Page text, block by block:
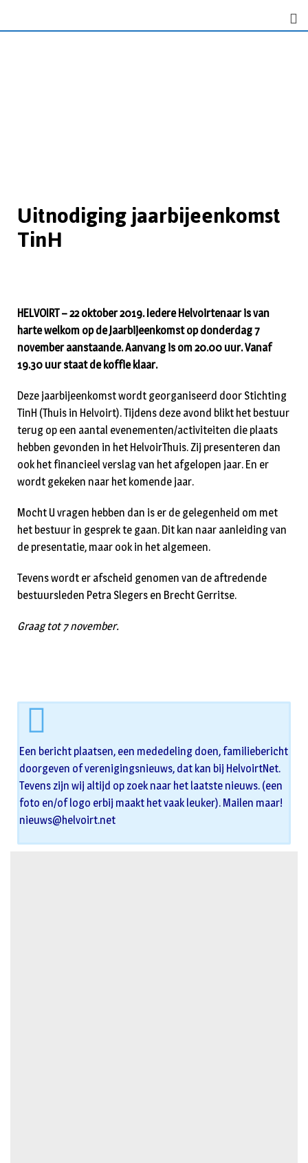
Uitnodiging jaarbijeenkomst
TinH
HELVOIRT – 22 oktober 2019. Iedere Helvoirtenaar is van
harte welkom op de Jaarbijeenkomst op donderdag 7
november aanstaande. Aanvang is om 20.00 uur. Vanaf
19.30 uur staat de koffie klaar.
Deze jaarbijeenkomst wordt georganiseerd door Stichting
TinH (Thuis in Helvoirt). Tijdens deze avond blikt het bestuur
terug op een aantal evenementen/activiteiten die plaats
hebben gevonden in het HelvoirThuis. Zij presenteren dan
ook het financieel verslag van het afgelopen jaar. En er
wordt gekeken naar het komende jaar.
Mocht U vragen hebben dan is er de gelegenheid om met
het bestuur in gesprek te gaan. Dit kan naar aanleiding van
de presentatie, maar ook in het algemeen.
Tevens wordt er afscheid genomen van de aftredende
bestuursleden Petra Slegers en Brecht Gerritse.
Graag tot 7 november.
Een bericht plaatsen, een mededeling doen, familiebericht
doorgeven of verenigingsnieuws, dat kan bij HelvoirtNet.
Tevens zijn wij altijd op zoek naar het laatste nieuws. (een
foto en/of logo erbij maakt het vaak leuker). Mailen maar!
nieuws@helvoirt.net